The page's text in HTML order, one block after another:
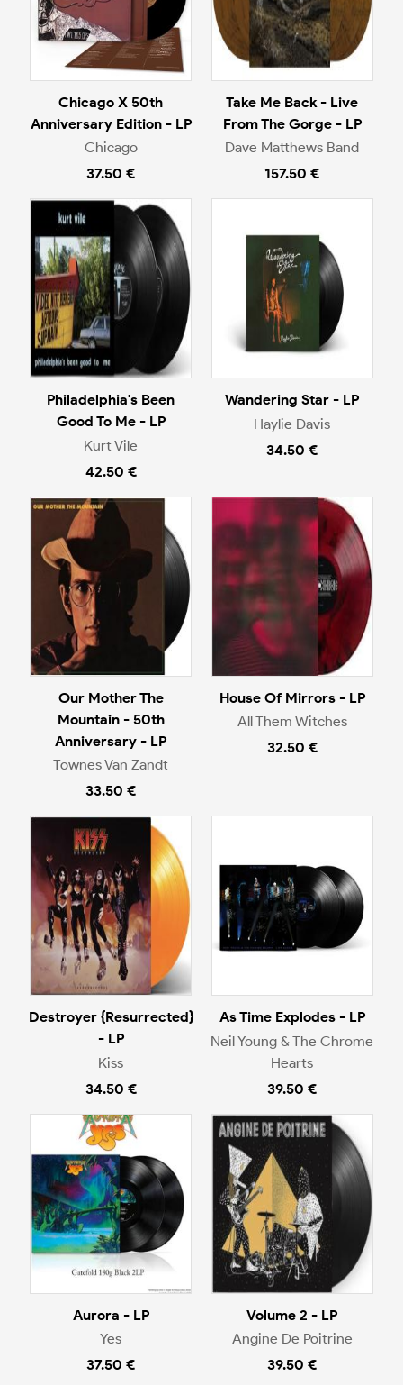
Chicago X 50th
Anniversary Edition - LP
Chicago
37.50 €
Take Me Back - Live
From The Gorge - LP
Dave Matthews Band
157.50 €
Philadelphia's Been
Good To Me - LP
Kurt Vile
42.50 €
Wandering Star - LP
Haylie Davis
34.50 €
Our Mother The
Mountain - 50th
Anniversary - LP
Townes Van Zandt
33.50 €
House Of Mirrors - LP
All Them Witches
32.50 €
Destroyer {Resurrected}
- LP
Kiss
34.50 €
As Time Explodes - LP
Neil Young & The Chrome
Hearts
39.50 €
Aurora - LP
Yes
37.50 €
Volume 2 - LP
Angine De Poitrine
39.50 €